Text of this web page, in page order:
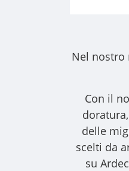
Nel nostro
Con il
delle
scelti da
su